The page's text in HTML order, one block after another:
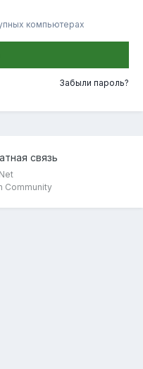
компьютерах
Забыли пароль?
связь
Community